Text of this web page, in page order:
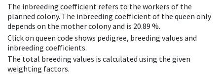
The inbreeding coefficient refers to the workers of the
planned colony. The inbreeding coefficient of the queen only
depends on the mother colony and is 20.89 %.
Click on queen code shows pedigree, breeding values and
inbreeding coefficients.
The total breeding values is calculated using the given
weighting factors.